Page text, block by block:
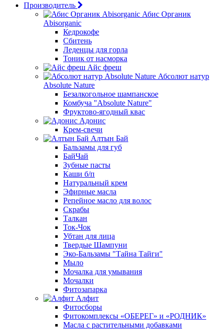
Производитель
Абис Органик
Abisorganic
Кедрокофе
Сбитень
Леденцы для горла
Тоник от насморка
Айс фреш
Абсолют натур
Absolute Nature
Безалкогольное шампанское
Комбуча "Absolute Nature"
Фруктово-ягодный квас
Адонис
Крем-свечи
Алтын Бай
Бальзамы для губ
БайЧай
Зубные пасты
Каши б/п
Натуральный крем
Эфирные масла
Репейное масло для волос
Скрабы
Талкан
Ток-Чок
Убтан для лица
Твердые Шампуни
Эко-Бальзамы "Тайна Тайги"
Мыло
Мочалка для умывания
Мочалки
Фитозапарка
Алфит
Фитосборы
Фитокомплексы «ОБЕРЕГ» и «РОДНИК»
Масла с растительными добавками